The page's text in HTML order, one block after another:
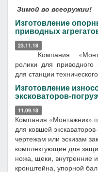
Зимой во всеоружии!
Изготовление
приводных
23.11.18
Компания
ролики для приводного
для станции
Изготовление
эксковаторов-
11.09.18
Компания «Монтажник»
для ковшей
чертежам или эскизам
комплектующие для
ножа, щеки, внутренние
кронштейна, упорной